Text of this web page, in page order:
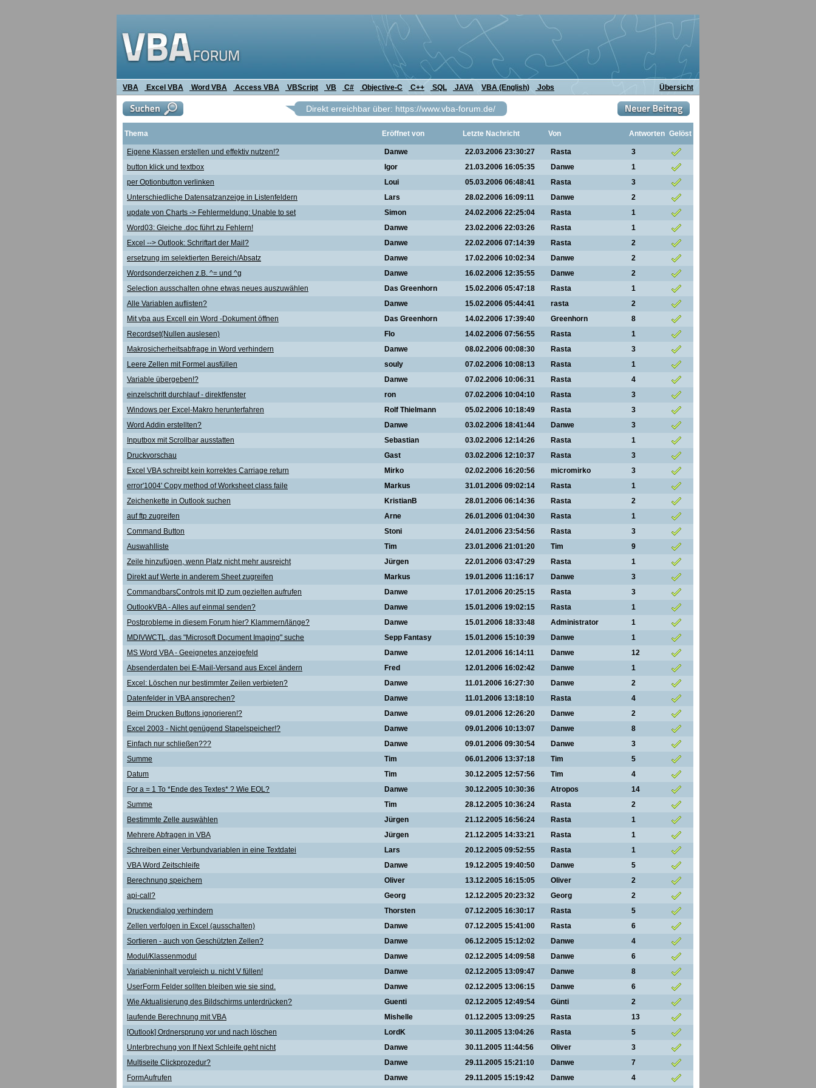
VBA Excel VBA Word VBA Access VBA VBScript VB C# Objective-C C++ SQL JAVA VBA (English) Jobs Übersicht
Direkt erreichbar über: https://www.vba-forum.de/
Thema Eröffnet von Letzte Nachricht Von Antworten Gelöst
Eigene Klassen erstellen und effektiv nutzen!? Danwe 22.03.2006 23:30:27 Rasta
3
button klick und textbox
Igor 21.03.2006 16:05:35 Danwe
1
per Optionbutton verlinken
Loui 05.03.2006 06:48:41 Rasta
3
Unterschiedliche Datensatzanzeige in Listenfeldern
Lars 28.02.2006 16:09:11 Danwe
2
update von Charts -> Fehlermeldung: Unable to set
Simon 24.02.2006 22:25:04 Rasta
1
Word03: Gleiche .doc führt zu Fehlern!
Danwe 23.02.2006 22:03:26 Rasta
1
Excel --> Outlook: Schriftart der Mail?
Danwe 22.02.2006 07:14:39 Rasta
2
ersetzung im selektierten Bereich/Absatz
Danwe 17.02.2006 10:02:34 Danwe
2
Wordsonderzeichen z.B. ^= und ^g
Danwe 16.02.2006 12:35:55 Danwe
2
Selection ausschalten ohne etwas neues auszuwählen
Das Greenhorn 15.02.2006 05:47:18 Rasta
1
Alle Variablen auflisten?
Danwe 15.02.2006 05:44:41 rasta
2
Mit vba aus Excell ein Word -Dokument öffnen
Das Greenhorn 14.02.2006 17:39:40 Greenhorn
8
Recordset(Nullen auslesen)
Flo 14.02.2006 07:56:55 Rasta
1
Makrosicherheitsabfrage in Word verhindern
Danwe 08.02.2006 00:08:30 Rasta
3
Leere Zellen mit Formel ausfüllen
souly 07.02.2006 10:08:13 Rasta
1
Variable übergeben!?
Danwe 07.02.2006 10:06:31 Rasta
4
einzelschritt durchlauf - direktfenster
ron 07.02.2006 10:04:10 Rasta
3
Windows per Excel-Makro herunterfahren
Rolf Thielmann 05.02.2006 10:18:49 Rasta
3
Word Addin erstellten?
Danwe 03.02.2006 18:41:44 Danwe
3
Inputbox mit Scrollbar ausstatten
Sebastian 03.02.2006 12:14:26 Rasta
1
Druckvorschau
Gast 03.02.2006 12:10:37 Rasta
3
Excel VBA schreibt kein korrektes Carriage return
Mirko 02.02.2006 16:20:56 micromirko
3
error'1004' Copy method of Worksheet class faile
Markus 31.01.2006 09:02:14 Rasta
1
Zeichenkette in Outlook suchen
KristianB 28.01.2006 06:14:36 Rasta
2
auf ftp zugreifen
Arne 26.01.2006 01:04:30 Rasta
1
Command Button
Stoni 24.01.2006 23:54:56 Rasta
3
Auswahlliste
Tim 23.01.2006 21:01:20 Tim
9
Zeile hinzufügen, wenn Platz nicht mehr ausreicht
Jürgen 22.01.2006 03:47:29 Rasta
1
Direkt auf Werte in anderem Sheet zugreifen
Markus 19.01.2006 11:16:17 Danwe
3
CommandbarsControls mit ID zum gezielten aufrufen
Danwe 17.01.2006 20:25:15 Rasta
3
OutlookVBA - Alles auf einmal senden?
Danwe 15.01.2006 19:02:15 Rasta
1
Postprobleme in diesem Forum hier? Klammern/länge?
Danwe 15.01.2006 18:33:48 Administrator
1
MDIVWCTL, das "Microsoft Document Imaging" suche
Sepp Fantasy 15.01.2006 15:10:39 Danwe
1
MS Word VBA - Geeignetes anzeigefeld
Danwe 12.01.2006 16:14:11 Danwe
12
Absenderdaten bei E-Mail-Versand aus Excel ändern
Fred 12.01.2006 16:02:42 Danwe
1
Excel: Löschen nur bestimmter Zeilen verbieten?
Danwe 11.01.2006 16:27:30 Danwe
2
Datenfelder in VBA ansprechen?
Danwe 11.01.2006 13:18:10 Rasta
4
Beim Drucken Buttons ignorieren!?
Danwe 09.01.2006 12:26:20 Danwe
2
Excel 2003 - Nicht genügend Stapelspeicher!?
Danwe 09.01.2006 10:13:07 Danwe
8
Einfach nur schließen???
Danwe 09.01.2006 09:30:54 Danwe
3
Summe
Tim 06.01.2006 13:37:18 Tim
5
Datum
Tim 30.12.2005 12:57:56 Tim
4
For a = 1 To *Ende des Textes* ? Wie EOL?
Danwe 30.12.2005 10:30:36 Atropos
14
Summe
Tim 28.12.2005 10:36:24 Rasta
2
Bestimmte Zelle auswählen
Jürgen 21.12.2005 16:56:24 Rasta
1
Mehrere Abfragen in VBA
Jürgen 21.12.2005 14:33:21 Rasta
1
Schreiben einer Verbundvariablen in eine Textdatei
Lars 20.12.2005 09:52:55 Rasta
1
VBA Word Zeitschleife
Danwe 19.12.2005 19:40:50 Danwe
5
Berechnung speichern
Oliver 13.12.2005 16:15:05 Oliver
2
api-call?
Georg 12.12.2005 20:23:32 Georg
2
Druckendialog verhindern
Thorsten 07.12.2005 16:30:17 Rasta
5
Zellen verfolgen in Excel (ausschalten)
Danwe 07.12.2005 15:41:00 Rasta
6
Sortieren - auch von Geschützten Zellen?
Danwe 06.12.2005 15:12:02 Danwe
4
Modul/Klassenmodul
Danwe 02.12.2005 14:09:58 Danwe
6
Variableninhalt vergleich u. nicht V füllen!
Danwe 02.12.2005 13:09:47 Danwe
8
UserForm Felder sollten bleiben wie sie sind.
Danwe 02.12.2005 13:06:15 Danwe
6
Wie Aktualisierung des Bildschirms unterdrücken?
Guenti 02.12.2005 12:49:54 Günti
2
laufende Berechnung mit VBA
Mishelle 01.12.2005 13:09:25 Rasta
13
[Outlook] Ordnersprung vor und nach löschen
LordK 30.11.2005 13:04:26 Rasta
5
Unterbrechung von If Next Schleife geht nicht
Danwe 30.11.2005 11:44:56 Oliver
3
Multiseite Clickprozedur?
Danwe 29.11.2005 15:21:10 Danwe
7
FormAufrufen
Danwe 29.11.2005 15:19:42 Danwe
4